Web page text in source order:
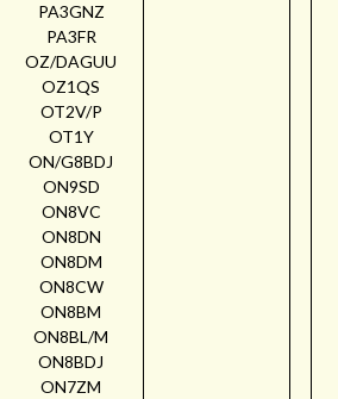
PA3GNZ
PA3FR
OZ/DAGUU
OZ1QS
OT2V/P
OT1Y
ON/G8BDJ
ON9SD
ON8VC
ON8DN
ON8DM
ON8CW
ON8BM
ON8BL/M
ON8BDJ
ON7ZM